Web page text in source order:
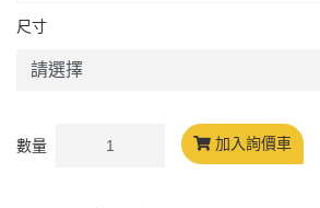
尺寸
數量 加入詢價車